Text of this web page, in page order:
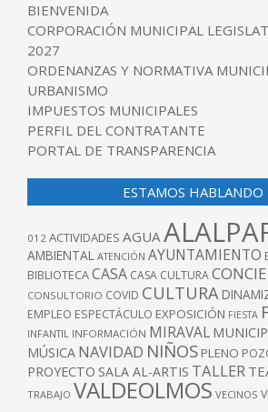
BIENVENIDA
CORPORACIÓN MUNICIPAL
2027
ORDENANZAS Y NORMATIVA
URBANISMO
IMPUESTOS MUNICIPALES
PERFIL DEL CONTRATANTE
PORTAL DE TRANSPARENCIA
ESTAMOS HABLANDO
012 ACTIVIDADES AGUA
AMBIENTAL ATENCIÓN AYUNTAMIENTO
BIBLIOTECACASA CASA CULTURA
CONSULTORIO COVID CULTURA
EMPLEO ESPECTÁCULO EXPOSICIÓN FIESTA
INFANTIL INFORMACIÓN MIRAVAL
MÚSICA NAVIDAD NIÑOS PLENO
PROYECTO SALA AL-ARTIS TALLER
TRABAJO VALDEOLMOS VECINOS